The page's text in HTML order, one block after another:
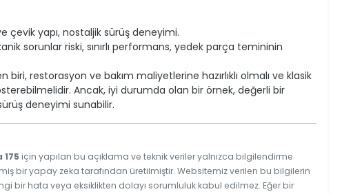
çevik yapı, nostaljik sürüş deneyimi.
sorunlar riski, sınırlı performans, yedek parça temininin
biri, restorasyon ve bakım maliyetlerine hazırlıklı olmalı ve klasik
Ancak, iyi durumda olan bir örnek, değerli bir
deneyimi sunabilir.
için yapılan bu açıklama ve teknik veriler yalnızca bilgilendirme
bir yapay zeka tarafından üretilmiştir. Websitemiz verilen bu bilgilerin
bir hata veya eksiklikten dolayı sorumluluk kabul edilmez. Eğer bir